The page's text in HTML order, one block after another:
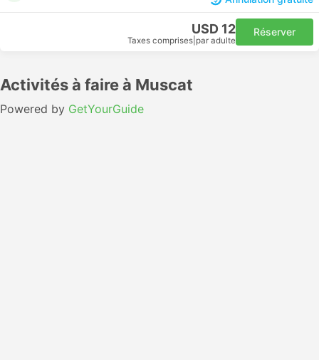
USD 12
Taxes comprises par adulte
Réserver
Activités à faire à Muscat
Powered by GetYourGuide